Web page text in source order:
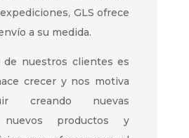
GLS ofrece
a su medida.
de nuestros clientes es
crecer y nos motiva
creando nuevas
nuevos productos y